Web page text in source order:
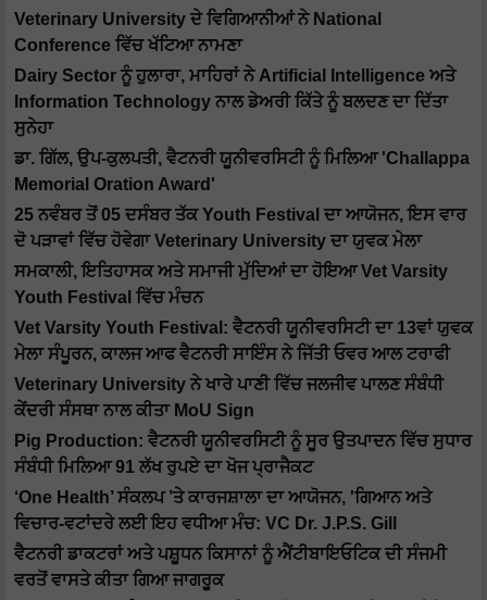
Veterinary University ਦੇ ਵਿਗਿਆਨੀਆਂ ਨੇ National
Conference ਵਿੱਚ ਖੱਟਿਆ ਨਾਮਣਾ
Dairy Sector ਨੂੰ ਹੁਲਾਰਾ, ਮਾਹਿਰਾਂ ਨੇ Artificial Intelligence ਅਤੇ
Information Technology ਨਾਲ ਡੇਅਰੀ ਕਿੱਤੇ ਨੂੰ ਬਲਦਣ ਦਾ ਦਿੱਤਾ
ਸੁਨੇਹਾ
ਡਾ. ਗਿੱਲ, ਉਪ-ਕੁਲਪਤੀ, ਵੈਟਨਰੀ ਯੂਨੀਵਰਸਿਟੀ ਨੂੰ ਮਿਲਿਆ 'Challappa
Memorial Oration Award'
25 ਨਵੰਬਰ ਤੋਂ 05 ਦਸੰਬਰ ਤੱਕ Youth Festival ਦਾ ਆਯੋਜਨ, ਇਸ ਵਾਰ
ਦੋ ਪੜਾਵਾਂ ਵਿੱਚ ਹੋਵੇਗਾ Veterinary University ਦਾ ਯੁਵਕ ਮੇਲਾ
ਸਮਕਾਲੀ, ਇਤਿਹਾਸਕ ਅਤੇ ਸਮਾਜੀ ਮੁੱਦਿਆਂ ਦਾ ਹੋਇਆ Vet Varsity
Youth Festival ਵਿੱਚ ਮੰਚਨ
Vet Varsity Youth Festival: ਵੈਟਨਰੀ ਯੂਨੀਵਰਸਿਟੀ ਦਾ 13ਵਾਂ ਯੁਵਕ
ਮੇਲਾ ਸੰਪੂਰਨ, ਕਾਲਜ ਆਫ ਵੈਟਨਰੀ ਸਾਇੰਸ ਨੇ ਜਿੱਤੀ ਓਵਰ ਆਲ ਟਰਾਫੀ
Veterinary University ਨੇ ਖਾਰੇ ਪਾਣੀ ਵਿੱਚ ਜਲਜੀਵ ਪਾਲਣ ਸੰਬੰਧੀ
ਕੇਂਦਰੀ ਸੰਸਥਾ ਨਾਲ ਕੀਤਾ MoU Sign
Pig Production: ਵੈਟਨਰੀ ਯੂਨੀਵਰਸਿਟੀ ਨੂੰ ਸੂਰ ਉਤਪਾਦਨ ਵਿੱਚ ਸੁਧਾਰ
ਸੰਬੰਧੀ ਮਿਲਿਆ 91 ਲੱਖ ਰੁਪਏ ਦਾ ਖੋਜ ਪ੍ਰਾਜੈਕਟ
‘One Health’ ਸੰਕਲਪ ’ਤੇ ਕਾਰਜਸ਼ਾਲਾ ਦਾ ਆਯੋਜਨ, 'ਗਿਆਨ ਅਤੇ
ਵਿਚਾਰ-ਵਟਾਂਦਰੇ ਲਈ ਇਹ ਵਧੀਆ ਮੰਚ: VC Dr. J.P.S. Gill
ਵੈਟਨਰੀ ਡਾਕਟਰਾਂ ਅਤੇ ਪਸ਼ੂਧਨ ਕਿਸਾਨਾਂ ਨੂੰ ਐਂਟੀਬਾਇਓਟਿਕ ਦੀ ਸੰਜਮੀ
ਵਰਤੋਂ ਵਾਸਤੇ ਕੀਤਾ ਗਿਆ ਜਾਗਰੂਕ